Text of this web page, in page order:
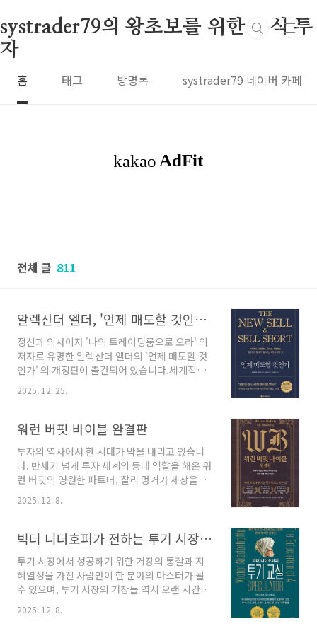
systrader79의 왕초보를 위한 주식 투
자
홈 태그 방명록 systrader79 네이버 카페
전체 글 811
알렉산더 엘더, '언제 매도할 것인가' 개정판 출간
정신과 의사이자 '나의 트레이딩룸으로 오라' 의
저자로 유명한 알렉산더 엘더의 '언제 매도할 것
인가' 의 개정판이 출간되어 있습니다.세계적인
트레이더이자 정신과 의사 출신의 투자 전문가인
알렉산더 엘더(Alexander Elder) 박사의 저서
Short)'에서는 주식 투자 과정에서 매수만큼이
리, 그리고 원칙을 체계적으로 다루고 있습니다.
투자자들이 흔히 겪는 "내가 팔면 오르는" 현상
의 심리적 원인을 파헤치고, 감정에 휘둘리지 않
는 객관적인 매도 기준을 수립하는 방법을 제시
친 영향, 책의 핵심 개념인 '3..
2025. 12. 25.
워런 버핏 바이블 완결판
투자의 역사에서 한 시대가 막을 내리고 있습니
다. 반세기 넘게 투자 세계의 등대 역할을 해온 워
런 버핏의 영원한 파트너, 찰리 멍거가 세상을 떠
났고, '오마하의 현인' 워런 버핏 자신도 2025년
말을 끝으로 버크셔 해서웨이의 경영 일선에서
투자자의 은퇴를 넘어, 지난 60년간 세계 자본시
의 전당으로 들어섬을 의미합니다.변동성과 불확
실성이 지배하는 이 시대에, 우리는 이제 어디에
서 투자의 길을 물어야 할까요? 바로 이 절박한
질문에 답하듯, 그의 모든 지혜를 집대성한 단 한
2025. 12. 8.
빅터 니더호퍼가 전하는 투기 시장에서 살아남아 거장이 되는 노하우
투기 시장에서 성공하기 위한 거장의 통찰과 지
혜열정을 가진 사람만이 한 분야의 마스터가 될
수 있으며, 투기 시장의 거장들 역시 오랜 시간과
노력을 통해 그 자리에 오르게 됩니다. 성공은 절
대 갑자기 찾아오는 것이 아니며, 마스터의 경지
2025. 12. 8.